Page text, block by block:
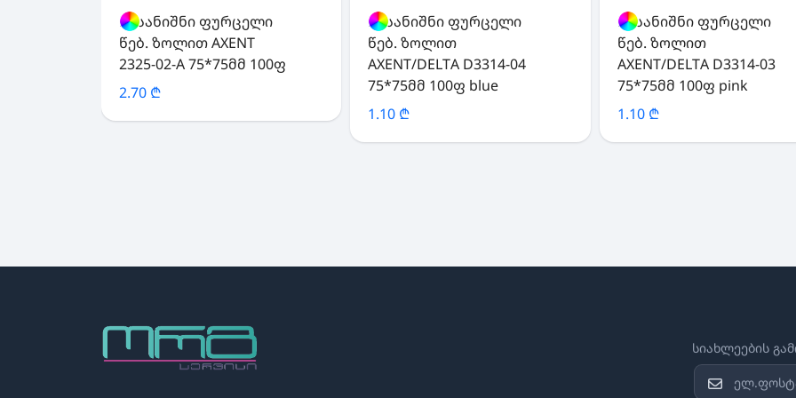
ჩასანიშნი ფურცელი
წებ. ზოლით AXENT
2325-02-A 75*75მმ 100ფ
2.70 ₾
ჩასანიშნი ფურცელი
წებ. ზოლით
AXENT/DELTA D3314-04
75*75მმ 100ფ blue
1.10 ₾
ჩასანიშნი ფურცელი
წებ. ზოლით
AXENT/DELTA D3314-03
75*75მმ 100ფ pink
1.10 ₾
სიახლეების